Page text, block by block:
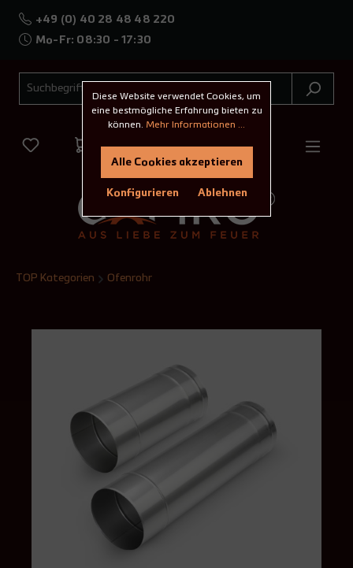
+49 (0) 40 28 48 48 220
Mo-Fr: 08:30 - 17:30
TOP Kategorien Ofenrohr
Diese Website verwendet Cookies, um
eine bestmögliche Erfahrung bieten zu
können. Mehr Informationen ...
Ablehnen
Konfigurieren
Alle Cookies akzeptieren